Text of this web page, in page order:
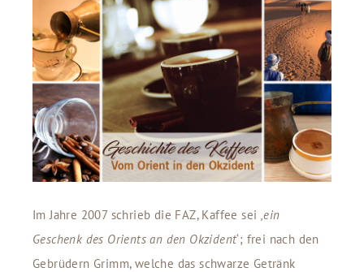
Im Jahre 2007 schrieb die FAZ, Kaffee sei ‚ein
Geschenk des Orients an den Okzident‘; frei nach den
Gebrüdern Grimm, welche das schwarze Getränk